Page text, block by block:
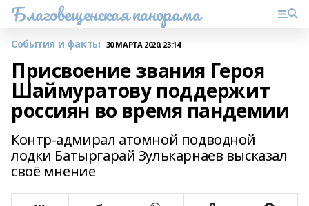
Благовещенская панорама
События и факты 30 МАРТА 2020, 23:14
Присвоение звания Героя
Шаймуратову поддержит
россиян во время пандемии
Контр-адмирал атомной подводной
лодки Батыргарай Зулькарнаев высказал
своё мнение